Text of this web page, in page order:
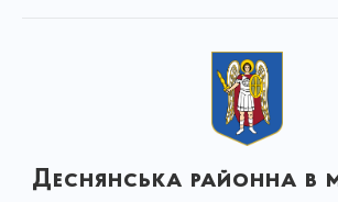
Деснянська районна в